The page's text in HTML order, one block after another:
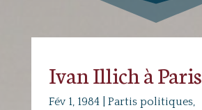
Ivan Illich à Paris
Fév 1, 1984| Partis politiques,